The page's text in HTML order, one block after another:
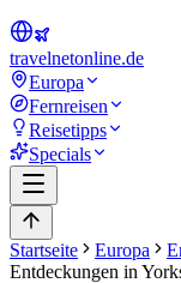
travelnetonline.de
Europa
Fernreisen
Reisetipps
Specials
Startseite Europa
Entdeckungen in